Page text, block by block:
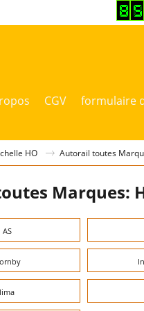
CGV formulaire
HO Autorail toutes
Marques:
AS
lima